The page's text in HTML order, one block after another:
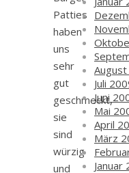
Patties
haben
uns
sehr
gut
geschmeckt,
sie
sind
würzig
und
Juli
Juni
Mai
April
März
Januar